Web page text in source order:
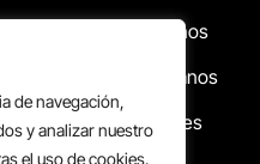
de navegación,
y analizar nuestro
el uso de cookies.
Conócenos
Contáctanos
Sucursales